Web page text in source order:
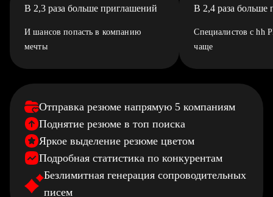
В 2,3 раза больше приглашений
И шансов попасть в компанию
мечты
В 2,4 раза больше
Специалистов с hh
чаще
Отправка резюме напрямую 5 компаниям
Поднятие резюме в топ поиска
Яркое выделение резюме цветом
Подробная статистика по конкурентам
Безлимитная генерация сопроводительных
писем